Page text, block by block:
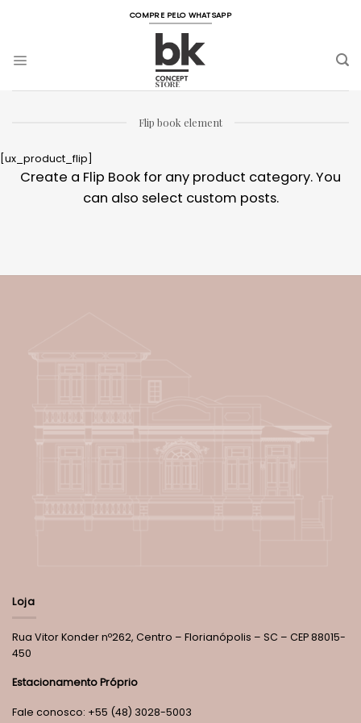
COMPRE PELO WHATSAPP
Flip book element
[ux_product_flip]
Create a Flip Book for any product category. You
can also select custom posts.
Loja
Rua Vitor Konder nº262, Centro – Florianópolis – SC – CEP 88015-
450
Estacionamento Próprio
Fale conosco: +55 (48) 3028-5003